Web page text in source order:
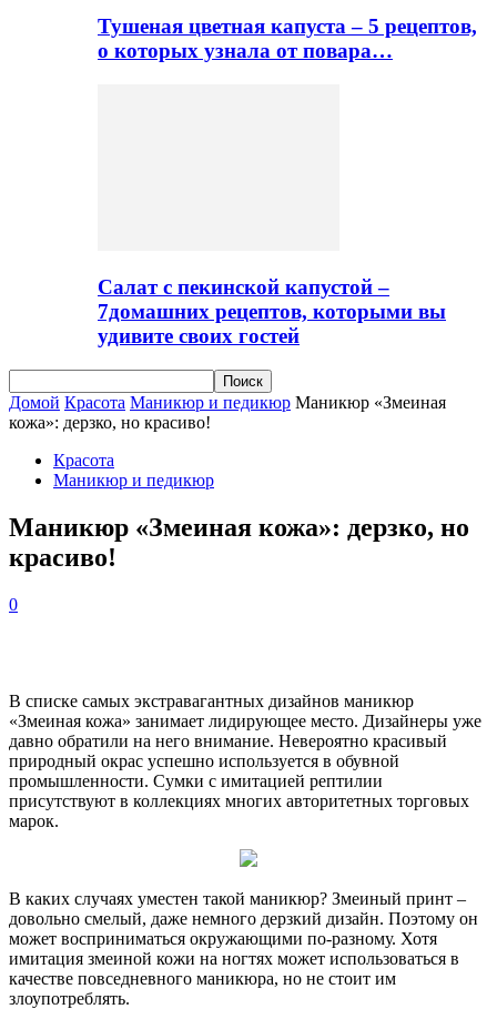
Тушеная цветная капуста – 5 рецептов,
о которых узнала от повара…
Салат с пекинской капустой –
7домашних рецептов, которыми вы
удивите своих гостей
Домой Красота Маникюр и педикюр Маникюр «Змеиная
кожа»: дерзко, но красиво!
Красота
Маникюр и педикюр
Маникюр «Змеиная кожа»: дерзко, но
красиво!
0
В списке самых экстравагантных дизайнов маникюр
«Змеиная кожа» занимает лидирующее место. Дизайнеры уже
давно обратили на него внимание. Невероятно красивый
природный окрас успешно используется в обувной
промышленности. Сумки с имитацией рептилии
присутствуют в коллекциях многих авторитетных торговых
марок.
В каких случаях уместен такой маникюр? Змеиный принт –
довольно смелый, даже немного дерзкий дизайн. Поэтому он
может восприниматься окружающими по-разному. Хотя
имитация змеиной кожи на ногтях может использоваться в
качестве повседневного маникюра, но не стоит им
злоупотреблять.